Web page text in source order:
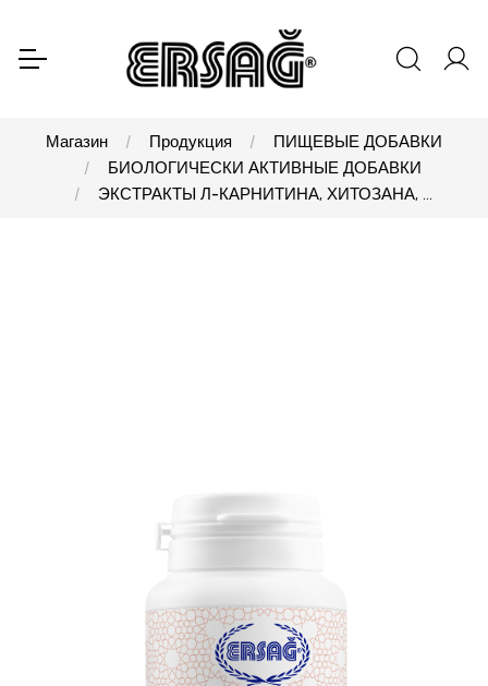
Магазин Продукция
ПИЩЕВЫЕ ДОБАВКИ
БИОЛОГИЧЕСКИ АКТИВНЫЕ ДОБАВКИ
ЭКСТРАКТЫ Л-КАРНИТИНА, ХИТОЗАНА, ...